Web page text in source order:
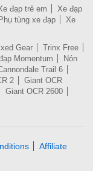
đạp trẻ em
Xe đạp
tùng xe đạp
Xe
Gear
Trinx Free
Momentum
Nón
Trail 6
2
Giant OCR
Giant OCR 2600
Affiliate